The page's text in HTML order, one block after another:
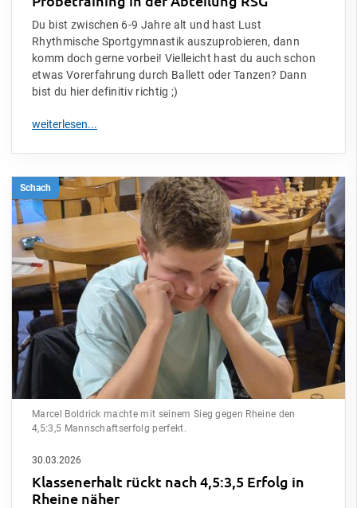
Du bist zwischen 6-9 Jahre alt und hast Lust
Rhythmische Sportgymnastik auszuprobieren, dann
komm doch gerne vorbei! Vielleicht hast du auch schon
etwas Vorerfahrung durch Ballett oder Tanzen? Dann
bist du hier definitiv richtig ;)
Marcel Boldrick machte mit seinem Sieg gegen Rheine den
4,5:3,5 Mannschaftserfolg perfekt.
Schach
30.03.2026
Klassenerhalt rückt nach 4,5:3,5 Erfolg in
Rheine näher